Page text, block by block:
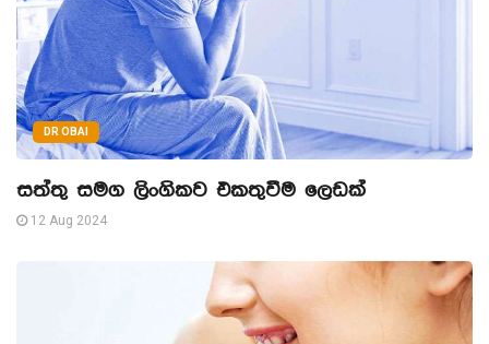
DR OBAI
සත්තු සමග ලිංගිකව එකතුවීම ලෙඩක්
12 Aug 2024